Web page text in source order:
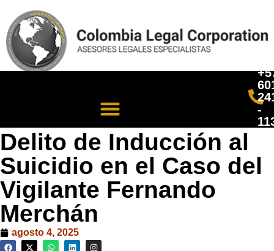
-
Delito de Inducción al
Suicidio en el Caso del
Vigilante Fernando
Merchán
agosto 4, 2025